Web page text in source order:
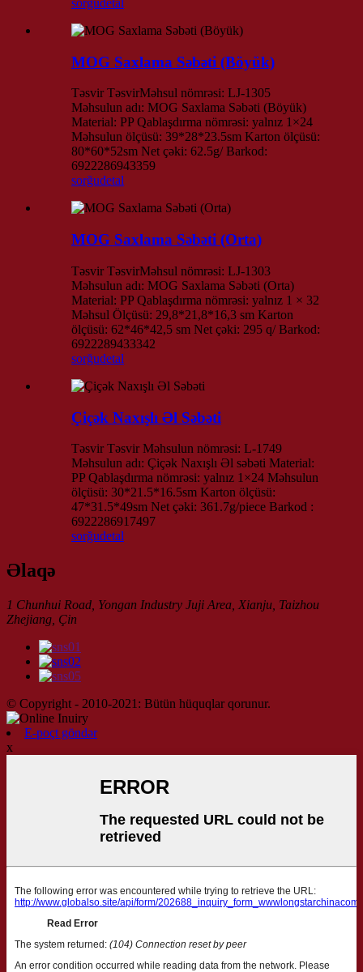
sorğudetal
MOG Saxlama Səbəti (Böyük)
Təsvir TəsvirMəhsul nömrəsi: LJ-1305
Məhsulun adı: MOG Saxlama Səbəti (Böyük)
Material: PP Qablaşdırma nömrəsi: yalnız 1×24
Məhsulun ölçüsü: 39*28*23.5sm Karton ölçüsü:
80*60*52sm Net çəki: 62.5g/ Barkod:
6922286943359
sorğudetal
MOG Saxlama Səbəti (Orta)
Təsvir TəsvirMəhsul nömrəsi: LJ-1303
Məhsulun adı: MOG Saxlama Səbəti (Orta)
Material: PP Qablaşdırma nömrəsi: yalnız 1 × 32
Məhsul Ölçüsü: 29,8*21,8*16,3 sm Karton
ölçüsü: 62*46*42,5 sm Net çəki: 295 q/ Barkod:
6922289433342
sorğudetal
Çiçək Naxışlı Əl Səbəti
Təsvir Təsvir Məhsulun nömrəsi: L-1749
Məhsulun adı: Çiçək Naxışlı Əl səbəti Material:
PP Qablaşdırma nömrəsi: yalnız 1×24 Məhsulun
ölçüsü: 30*21.5*16.5sm Karton ölçüsü:
47*31.5*49sm Net çəki: 361.7g/piece Barkod :
6922286917497
sorğudetal
Əlaqə
1 Chunhui Road, Yongan Industry Juji Area, Xianju, Taizhou
Zhejiang, Çin
© Copyright - 2010-2021: Bütün hüquqlar qorunur.
E-poçt göndər
x